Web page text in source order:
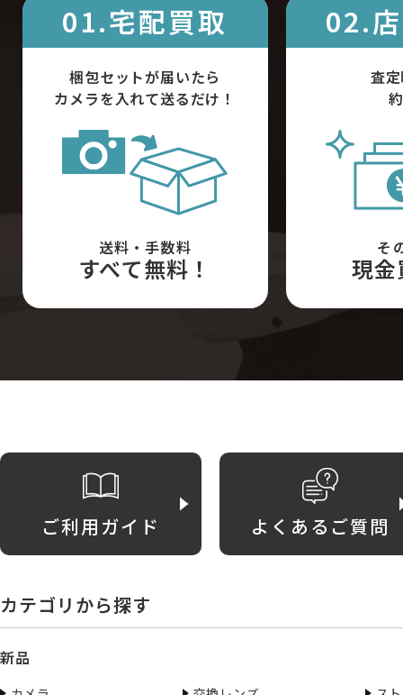
01.宅配買取
梱包セットが届いたら
カメラを入れて送るだけ！
送料・手数料
すべて無料！
02.
査
そ
現
ご利用ガイド よくあるご質問
カテゴリから探す
新品